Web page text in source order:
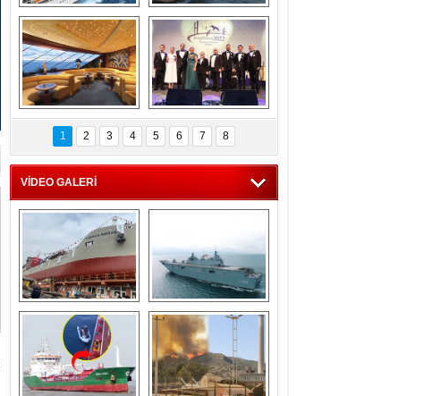
“Gemi içinde gemi”
konsepti ile MSC
Splendida
Dünyada tek!
Denizaltı yüzer
havuzu intikal
seyrine başladı
MSC'den 55 milyon
euroluk turizm geliri
müjdesi
5. Bosphorus Ship
Brokers Dinner,
İstanbul’da yapıldı
1 2 3 4 5 6 7 8
VİDEO GALERİ
Çeksan Tersanesi,
Başaran Bayrak
tankerini suya
indirdi
TCG Anadolu,
tersane teknik
seyrini tamamladı